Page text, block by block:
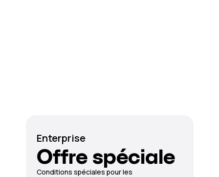
Enterprise
Offre spéciale
Conditions spéciales pour les